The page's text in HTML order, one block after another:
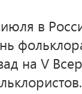
в
на V